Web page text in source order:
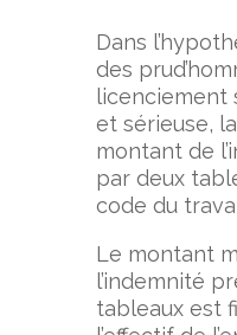
Dans
des
licenciement
et sérieuse,
montant de
par deux
code du
Le montant
l’indemnité
tableaux est